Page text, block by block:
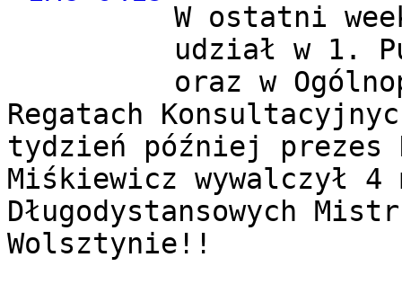
W ostatni
udział w 1.
oraz w
Regatach
tydzień później prezes
Miśkiewicz wywalczył 4
Długodystansowych
Wolsztynie!!